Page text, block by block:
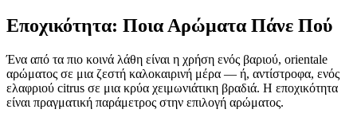
Εποχικότητα: Ποια Αρώματα Πάνε Πού
Ένα από τα πιο κοινά λάθη είναι η χρήση ενός βαριού, orientale
αρώματος σε μια ζεστή καλοκαιρινή μέρα — ή, αντίστροφα, ενός
ελαφριού citrus σε μια κρύα χειμωνιάτικη βραδιά. Η εποχικότητα
είναι πραγματική παράμετρος στην επιλογή αρώματος.